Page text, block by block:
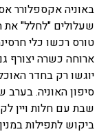
באוניה אקספלורר
שעלולים "לחלל" את
טורס רכשו כלי
ארוחה כשרה יצורף
סיפון האוניה.
שבת עם חלות ויין
ביקוש לתפילות